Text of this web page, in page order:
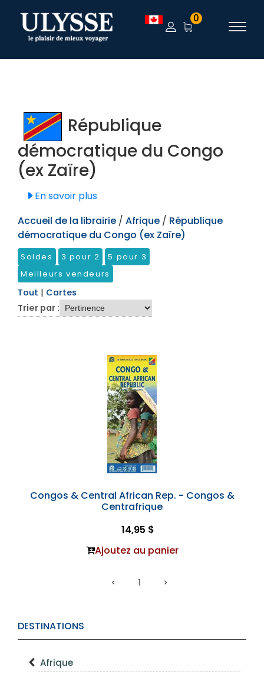
TEST 0
DESTINATIONS
Afrique
République
démocratique du Congo
(ex Zaïre)
En savoir plus
Accueil de la librairie / Afrique / République
démocratique du Congo (ex Zaïre)
Soldes 3 pour 2
5 pour 3
Meilleurs vendeurs
Tout | Cartes
Trier par :
Congos & Central African Rep. - Congos &
Centrafrique
14,95 $
Ajoutez au panier
1